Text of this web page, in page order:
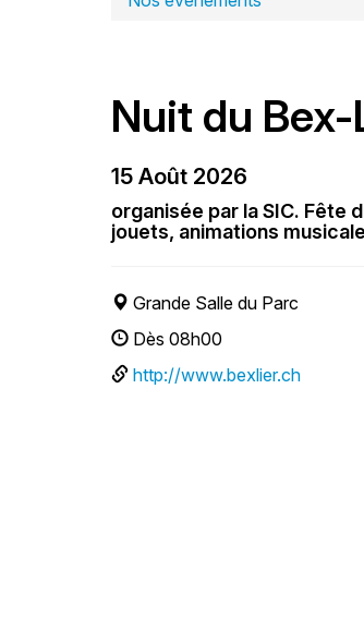
Nuit du
15 Août 2026
organisée par la SIC. Fête
jouets, animations
Grande Salle du Parc
Dès 08h00
http://www.bexlier.ch